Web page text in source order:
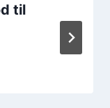
til